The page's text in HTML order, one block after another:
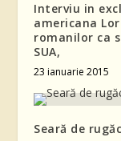
Interviu in
americana
romanilor ca
SUA,
23 ianuarie 2015
Seară de